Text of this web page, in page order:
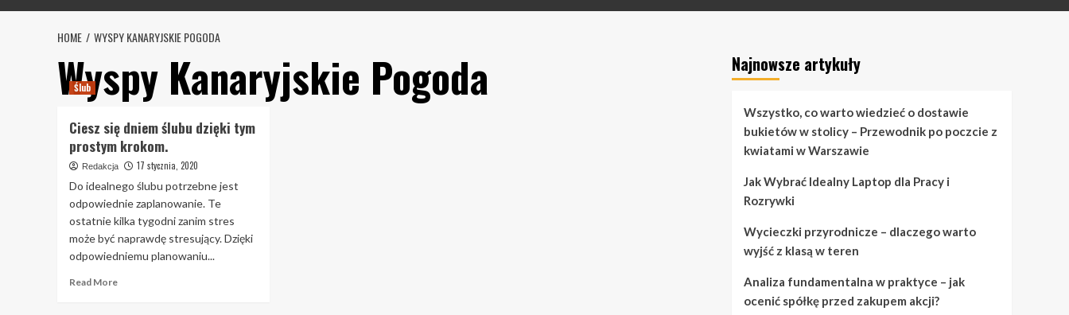
HOME WYSPY KANARYJSKIE POGODA
Wyspy Kanaryjskie Pogoda
Ślub
Ciesz się dniem ślubu dzięki tym
prostym krokom.
Redakcja 17 stycznia, 2020
Do idealnego ślubu potrzebne jest
odpowiednie zaplanowanie. Te
ostatnie kilka tygodni zanim stres
może być naprawdę stresujący. Dzięki
odpowiedniemu planowaniu...
Read MoreRead
Najnowsze artykuły
Wszystko, co warto wiedzieć o dostawie
bukietów w stolicy – Przewodnik po poczcie z
kwiatami w Warszawie
Jak Wybrać Idealny Laptop dla Pracy i
Rozrywki
Wycieczki przyrodnicze – dlaczego warto
wyjść z klasą w teren
Analiza fundamentalna w praktyce – jak
ocenić spółkę przed zakupem akcji?